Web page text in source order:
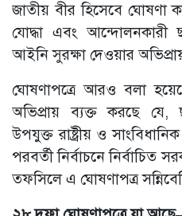
জাতীয় বীর হিসেবে ঘোষণা
যোদ্ধা এবং আন্দোলনকারী
আইনি সুরক্ষা দেওয়ার
ঘোষণাপত্রে আরও বলা
অভিপ্রায় ব্যক্ত করছে যে,
উপযুক্ত রাষ্ট্রীয় ও
পরবর্তী নির্বাচনে নির্বাচিত
তফসিলে এ ঘোষণাপত্র